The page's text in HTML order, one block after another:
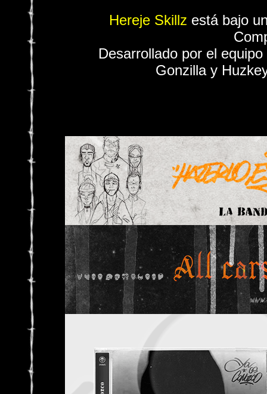
Hereje Skillz está bajo
Desarrollado por el
Gonzilla y